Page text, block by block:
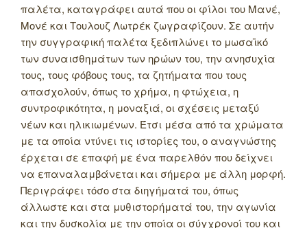
παλέτα, καταγράφει αυτά που οι φίλοι του Μανέ,
Μονέ και Τουλουζ Λωτρέκ ζωγραφίζουν. Σε αυτήν
την συγγραφική παλέτα ξεδιπλώνει το μωσαϊκό
των συναισθημάτων των ηρώων του, την ανησυχία
τους, τους φόβους τους, τα ζητήματα που τους
απασχολούν, όπως το χρήμα, η φτώχεια, η
συντροφικότητα, η μοναξιά, οι σχέσεις μεταξύ
νέων και ηλικιωμένων. Έτσι μέσα από τα χρώματα
με τα οποία ντύνει τις ιστορίες του, ο αναγνώστης
έρχεται σε επαφή με ένα παρελθόν που δείχνει
να επαναλαμβάνεται και σήμερα με άλλη μορφή.
Περιγράφει τόσο στα διηγήματά του, όπως
άλλωστε και στα μυθιστορήματά του, την αγωνία
και την δυσκολία με την οποία οι σύγχρονοί του και